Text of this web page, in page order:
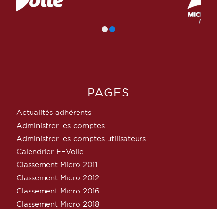
PAGES
Actualités adhérents
Administrer les comptes
Administrer les comptes utilisateurs
Calendrier FFVoile
Classement Micro 2011
Classement Micro 2012
Classement Micro 2016
Classement Micro 2018